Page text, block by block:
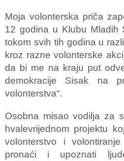
Moja volonterska priča
12 godina u Klubu Mladih
tokom svih tih godina u
kroz razne volonterske
da bi me na kraju put
demokracije Sisak na
volonterstva“.
Osobna misao vodilja za
hvalevrijednom projektu
volonterstvo i
pronaći i upoznati